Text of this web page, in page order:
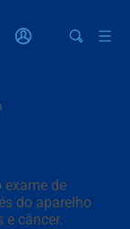
exame de
do aparelho
e câncer.